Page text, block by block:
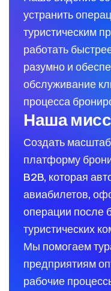
устранить
туристическим
работать
разумно и
обслуживание
процесса
Наша
Создать
платформу
B2B, которая
авиабилетов,
операции после
туристических
Мы помогаем
предприятиям
рабочие